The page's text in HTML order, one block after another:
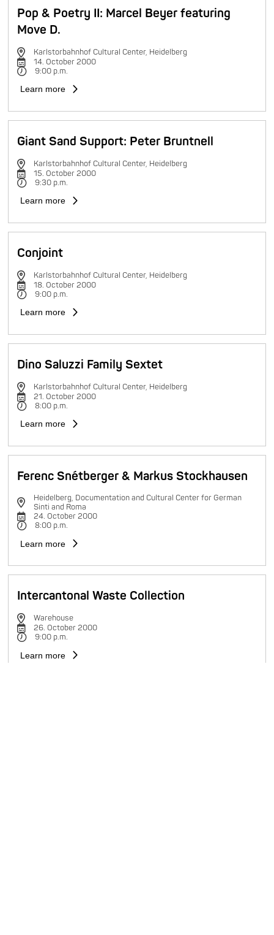
Pop & Poetry II: Marcel Beyer featuring
Move D.
Karlstorbahnhof Cultural Center, Heidelberg
14. October 2000
9:00 p.m.
Learn more
Giant Sand Support: Peter Bruntnell
Karlstorbahnhof Cultural Center, Heidelberg
15. October 2000
9:30 p.m.
Learn more
Conjoint
Karlstorbahnhof Cultural Center, Heidelberg
18. October 2000
9:00 p.m.
Learn more
Dino Saluzzi Family Sextet
Karlstorbahnhof Cultural Center, Heidelberg
21. October 2000
8:00 p.m.
Learn more
Ferenc Snétberger & Markus Stockhausen
Heidelberg, Documentation and Cultural Center for German
Sinti and Roma
24. October 2000
8:00 p.m.
Learn more
Intercantonal Waste Collection
Warehouse
26. October 2000
9:00 p.m.
Learn more